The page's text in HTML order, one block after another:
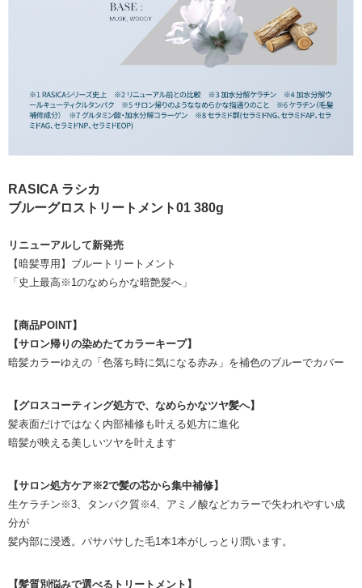
RASICA ラシカ
ブルーグロストリートメント01 380g
リニューアルして新発売
【暗髪専用】ブルートリートメント
「史上最高※1のなめらかな暗艶髪へ」
【商品POINT】
【サロン帰りの染めたてカラーキープ】
暗髪カラーゆえの「色落ち時に気になる赤み」を補色のブルーでカバー
【グロスコーティング処方で、なめらかなツヤ髪へ】
髪表面だけではなく内部補修も叶える処方に進化
暗髪が映える美しいツヤを叶えます
【サロン処方ケア※2で髪の芯から集中補修】
生ケラチン※3、タンパク質※4、アミノ酸などカラーで失われやすい成
分が
髪内部に浸透。パサパサした毛1本1本がしっとり潤います。
【髪質別悩みで選べるトリートメント】